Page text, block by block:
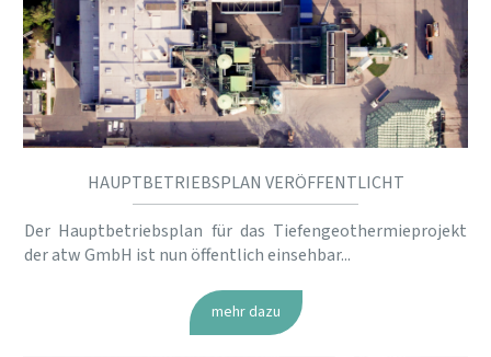
HAUPTBETRIEBSPLAN VERÖFFENTLICHT
Der Hauptbetriebsplan für das Tiefengeothermieprojekt
der atw GmbH ist nun öffentlich einsehbar...
mehr dazu